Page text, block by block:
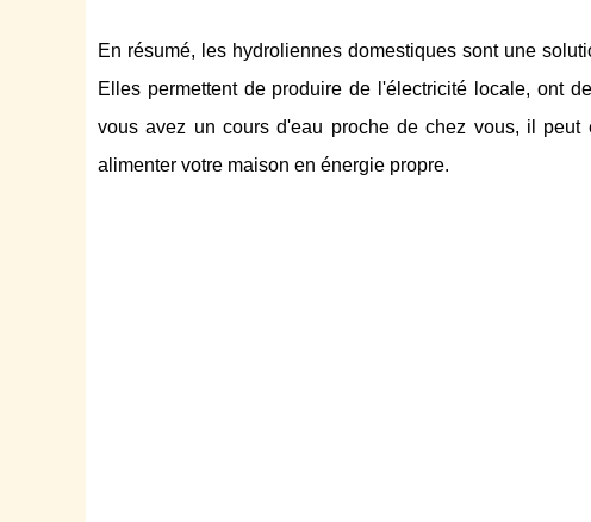
En résumé, les hydroliennes domestiques sont une
Elles permettent de produire de l'électricité locale, ont
vous avez un cours d'eau proche de chez vous, il
alimenter votre maison en énergie propre.